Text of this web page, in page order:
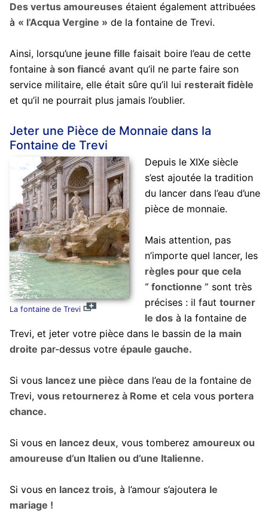
Des vertus amoureusesétaient également attribuées
à « l’Acqua Vergine » de la fontaine de Trevi.
Ainsi, lorsqu’une jeune fille faisait boire l’eau de cette
fontaine à son fiancé avant qu’il ne parte faire son
service militaire, elle était sûre qu’il lui resterait fidèle
et qu’il ne pourrait plus jamais l’oublier.
Jeter une Pièce de Monnaie dans la
Fontaine de Trevi
La fontaine de Trevi
Depuis le XIXe siècle
s’est ajoutée la tradition
du lancer dans l’eau d’une
pièce de monnaie.
Mais attention, pas
n’importe quel lancer, les
règles pour que cela
“ fonctionne ” sont très
précises : il faut tourner
le dosà la fontaine de
Trevi, et jeter votre pièce dans le bassin de la main
droite par-dessus votre épaule gauche.
Si vous lancez une pièce dans l’eau de la fontaine de
Trevi, vous retournerez à Rome et cela vous portera
chance.
Si vous en lancez deux, vous tomberez amoureux ou
amoureuse d’un Italien ou d’une Italienne.
Si vous en lancez trois, à l’amour s’ajoutera le
mariage !